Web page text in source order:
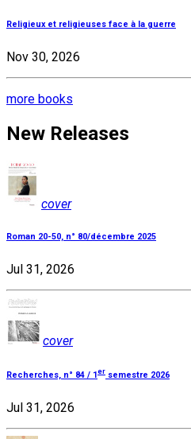
Religieux et religieuses face à la guerre
Nov 30, 2026
more books
New Releases
cover
Roman 20-50, n° 80/décembre 2025
Jul 31, 2026
cover
Recherches, n° 84 / 1 er semestre 2026
Jul 31, 2026